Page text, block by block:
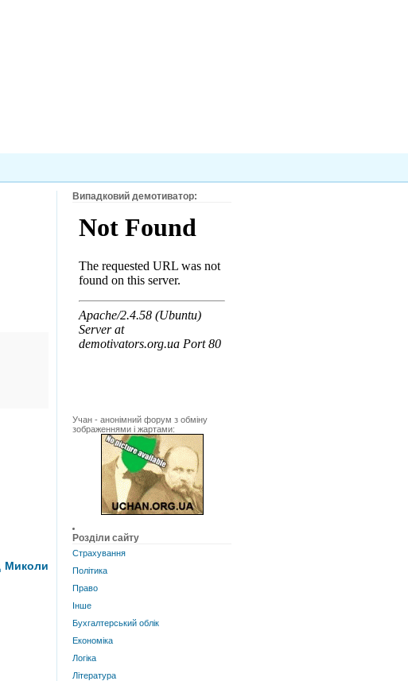
Миколи
Випадковий демотиватор:
Учан - анонімний форум з обміну
зображеннями і жартами:
Розділи сайту
Страхування
Політика
Право
Інше
Бухгалтерський облік
Економіка
Логіка
Література